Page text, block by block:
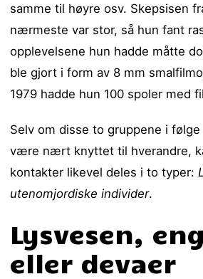
samme til høyre osv. Skepsisen
nærmeste var stor, så hun fant
opplevelsene hun hadde måtte
ble gjort i form av 8 mm
1979 hadde hun 100 spoler med
Selv om disse to gruppene i
være nært knyttet til hverandre,
kontakter likevel deles i to typer:
utenomjordiske individer.
Lysvesen,
eller devaer